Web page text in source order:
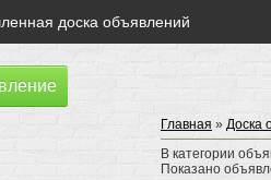
доска объявлений
Главная » Доска
В категории
Показано